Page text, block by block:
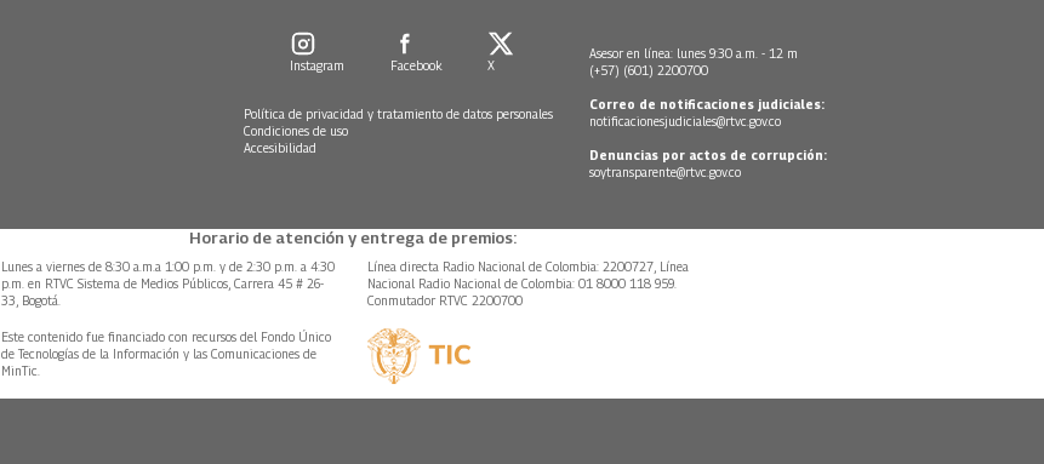
Instagram Facebook X
Política de privacidad y tratamiento de datos personales
Condiciones de uso
Accesibilidad
Asesor en línea: lunes 9:30 a.m. - 12 m
(+57) (601) 2200700
Correo de notificaciones judiciales:
notificacionesjudiciales@rtvc.gov.co
Denuncias por actos de corrupción:
soytransparente@rtvc.gov.co
Horario de atención y entrega de premios:
Lunes a viernes de 8:30 a.m.a 1:00 p.m. y de 2:30 p.m. a 4:30
p.m. en RTVC Sistema de Medios Públicos, Carrera 45 # 26-
33, Bogotá.
Línea directa Radio Nacional de Colombia: 2200727, Línea
Nacional Radio Nacional de Colombia: 01 8000 118 959.
Conmutador RTVC 2200700
Este contenido fue financiado con recursos del Fondo Único
de Tecnologías de la Información y las Comunicaciones de
MinTic.